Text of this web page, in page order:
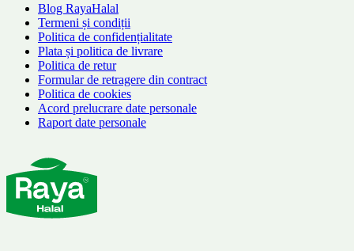
Blog RayaHalal
Termeni și condiții
Politica de confidențialitate
Plata și politica de livrare
Politica de retur
Formular de retragere din contract
Politica de cookies
Acord prelucrare date personale
Raport date personale